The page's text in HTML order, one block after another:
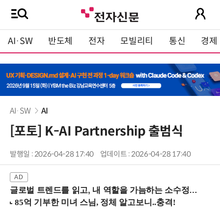
AI·SW 반도체 전자 모빌리티 통신 경제
AI·SW AI
[포토] K-AI Partnership 출범식
발행일 : 2026-04-28 17:40 업데이트 : 2026-04-28 17:40
글로벌 트렌드를 읽고, 내 역할을 가늠하는 소수정예 실습 워크숍 (8/28 신논현역)